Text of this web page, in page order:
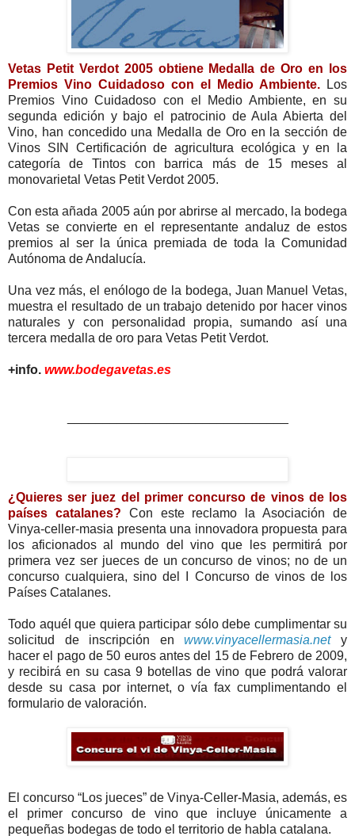
Vetas Petit Verdot 2005 obtiene Medalla de Oro en los
Premios Vino Cuidadoso con el Medio Ambiente. Los
Premios Vino Cuidadoso con el Medio Ambiente, en su
segunda edición y bajo el patrocinio de Aula Abierta del
Vino, han concedido una Medalla de Oro en la sección de
Vinos SIN Certificación de agricultura ecológica y en la
categoría de Tintos con barrica más de 15 meses al
monovarietal Vetas Petit Verdot 2005.
Con esta añada 2005 aún por abrirse al mercado, la bodega
Vetas se convierte en el representante andaluz de estos
premios al ser la única premiada de toda la Comunidad
Autónoma de Andalucía.
Una vez más, el enólogo de la bodega, Juan Manuel Vetas,
muestra el resultado de un trabajo detenido por hacer vinos
naturales y con personalidad propia, sumando así una
tercera medalla de oro para Vetas Petit Verdot.
+info. www.bodegavetas.es
¿Quieres ser juez del primer concurso de vinos de los
países catalanes? Con este reclamo la Asociación de
Vinya-celler-masia presenta una innovadora propuesta para
los aficionados al mundo del vino que les permitirá por
primera vez ser jueces de un concurso de vinos; no de un
concurso cualquiera, sino del I Concurso de vinos de los
Países Catalanes.
Todo aquél que quiera participar sólo debe cumplimentar su
solicitud de inscripción enwww.vinyacellermasia.net
y
hacer el pago de 50 euros antes del 15 de Febrero de 2009,
y recibirá en su casa 9 botellas de vino que podrá valorar
desde su casa por internet, o vía fax cumplimentando el
formulario de valoración.
El concurso “Los jueces” de Vinya-Celler-Masia, además, es
el primer concurso de vino que incluye únicamente a
pequeñas bodegas de todo el territorio de habla catalana.